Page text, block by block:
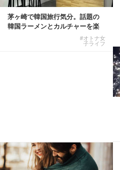
茅ヶ崎で韓国旅行気分。話題の
韓国ラーメンとカルチャーを楽
#オトナ女
子ライフ